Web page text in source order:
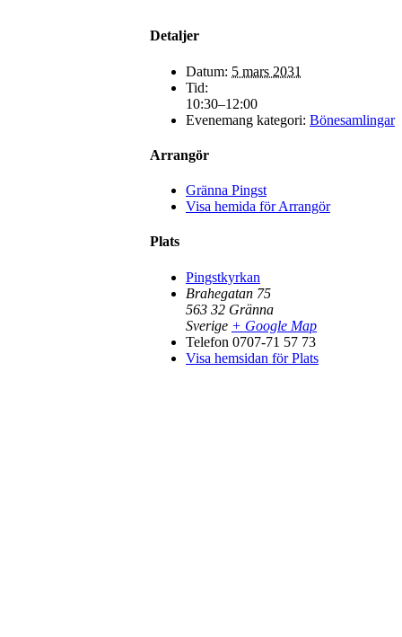
Detaljer
Datum: 5 mars 2031
Tid:
10:30–12:00
Evenemang kategori: Bönesamlingar
Arrangör
Gränna Pingst
Visa hemida för Arrangör
Plats
Pingstkyrkan
Brahegatan 75
563 32 Gränna
Sverige + Google Map
Telefon 0707-71 57 73
Visa hemsidan för Plats